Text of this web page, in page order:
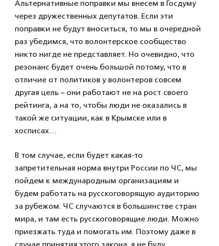
Альтернативные поправки мы внесем в Госдуму
через дружественных депутатов. Если эти
поправки не будут вноситься, то мы в очередной
раз убедимся, что волонтерское сообщество
никто нигде не представляет. Но очевидно, что
резонанс будет очень большой потому, что в
отличие от политиков у волонтеров совсем
другая цель – они работают не на рост своего
рейтинга, а на то, чтобы люди не оказались в
такой же ситуации, как в Крымске или в
хосписах…
В том случае, если будет какая-то
запретительная норма внутри России по ЧС, мы
пойдем к международным организациям и
будем работать на русскоговорящую аудиторию
за рубежом. ЧС случаются в большинстве стран
мира, и там есть русскоговорящие люди. Можно
приезжать туда и помогать им. Поэтому даже в